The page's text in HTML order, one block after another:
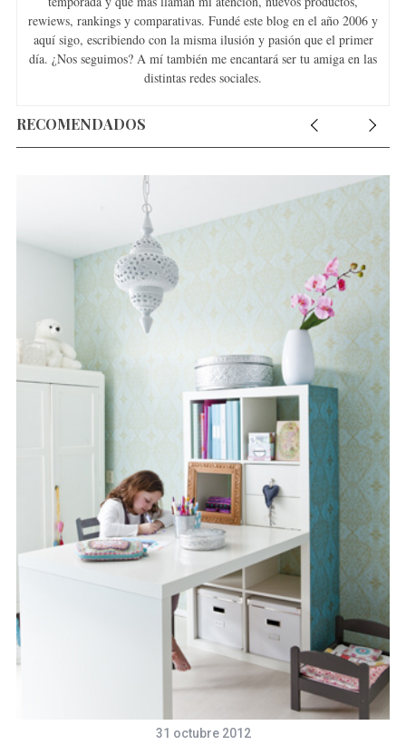
rewiews, rankings y comparativas. Fundé este blog en el año 2006 y
aquí sigo, escribiendo con la misma ilusión y pasión que el primer
día. ¿Nos seguimos? A mí también me encantará ser tu amiga en las
distintas redes sociales.
RECOMENDADOS
31 octubre 2012